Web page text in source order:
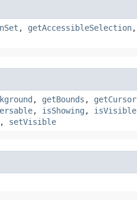
, getAccessibleSelection,
, getBounds , getCursor
, isShowing , isVisible
, setVisible